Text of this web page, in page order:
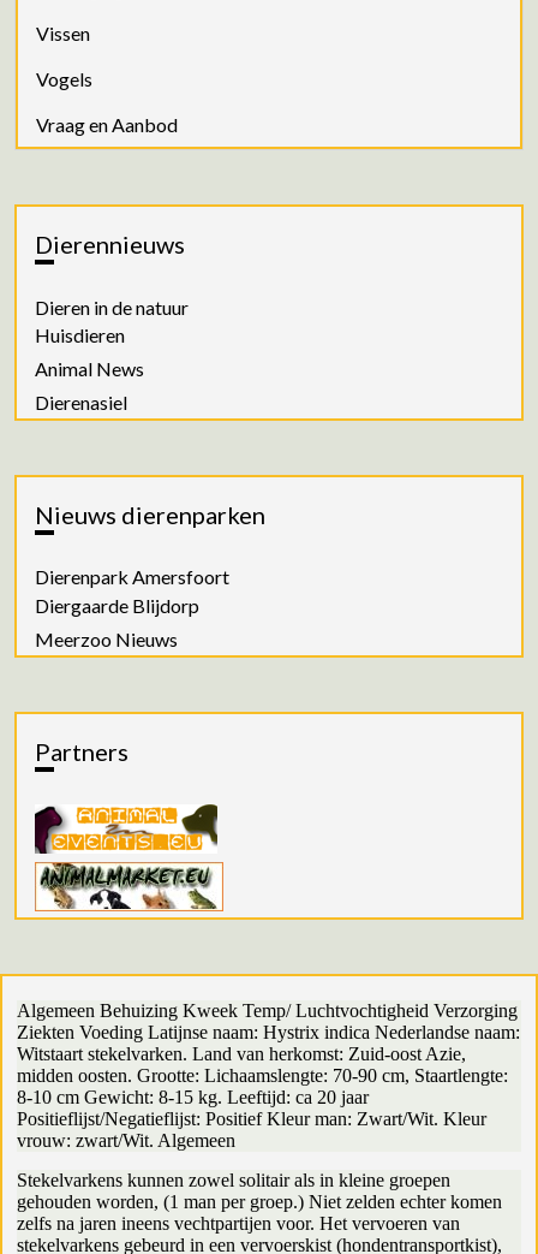
Vissen
Vogels
Vraag en Aanbod
Dierennieuws
Dieren in de natuur
Huisdieren
Animal News
Dierenasiel
Nieuws dierenparken
Dierenpark Amersfoort
Diergaarde Blijdorp
Meerzoo Nieuws
Partners
Algemeen Behuizing Kweek Temp/ Luchtvochtigheid Verzorging
Ziekten Voeding Latijnse naam: Hystrix indica Nederlandse naam:
Witstaart stekelvarken. Land van herkomst: Zuid-oost Azie,
midden oosten. Grootte: Lichaamslengte: 70-90 cm, Staartlengte:
8-10 cm Gewicht: 8-15 kg. Leeftijd: ca 20 jaar
Positieflijst/Negatieflijst: Positief Kleur man: Zwart/Wit. Kleur
vrouw: zwart/Wit. Algemeen
Stekelvarkens kunnen zowel solitair als in kleine groepen
gehouden worden, (1 man per groep.) Niet zelden echter komen
zelfs na jaren ineens vechtpartijen voor. Het vervoeren van
stekelvarkens gebeurd in een vervoerskist (hondentransportkist),